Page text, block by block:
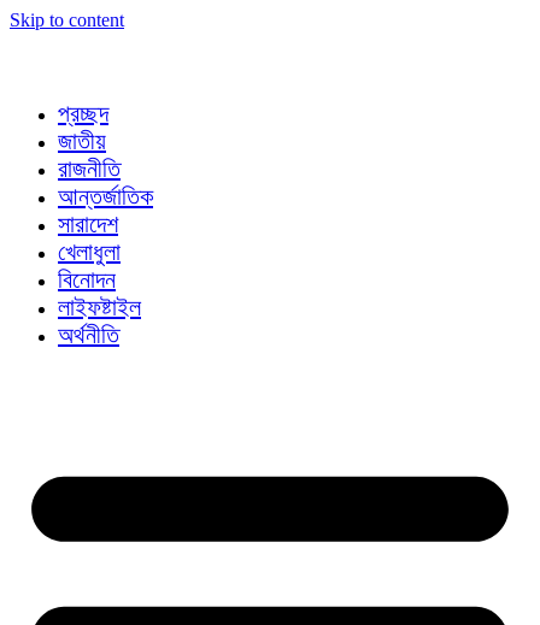
Skip to content
প্রচ্ছদ
জাতীয়
রাজনীতি
আন্তর্জাতিক
সারাদেশ
খেলাধুলা
বিনোদন
লাইফষ্টাইল
অর্থনীতি